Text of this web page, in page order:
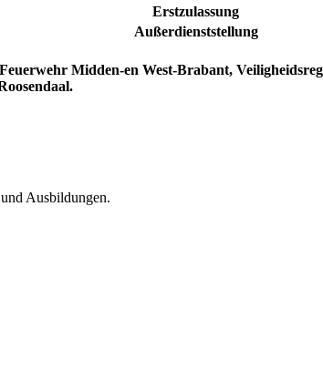
Erstzulassung
Außerdienststellung
Midden-en West-Brabant,
Ausbildungen.